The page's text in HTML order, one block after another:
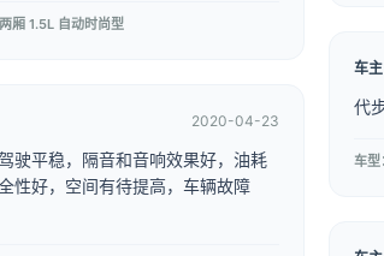
厢 1.5L 自动时尚型
2020-04-23
驶平稳，隔音和音响效果好，油耗
性好，空间有待提高，车辆故障
车
代
车